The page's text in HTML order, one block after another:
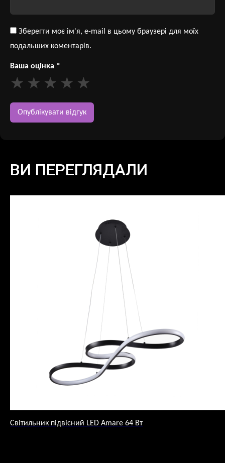
Зберегти моє ім'я, e-mail в цьому браузері для моїх
подальших коментарів.
Ваша оцінка *
ВИ ПЕРЕГЛЯДАЛИ
Світильник підвісний LED Amare 64 Вт